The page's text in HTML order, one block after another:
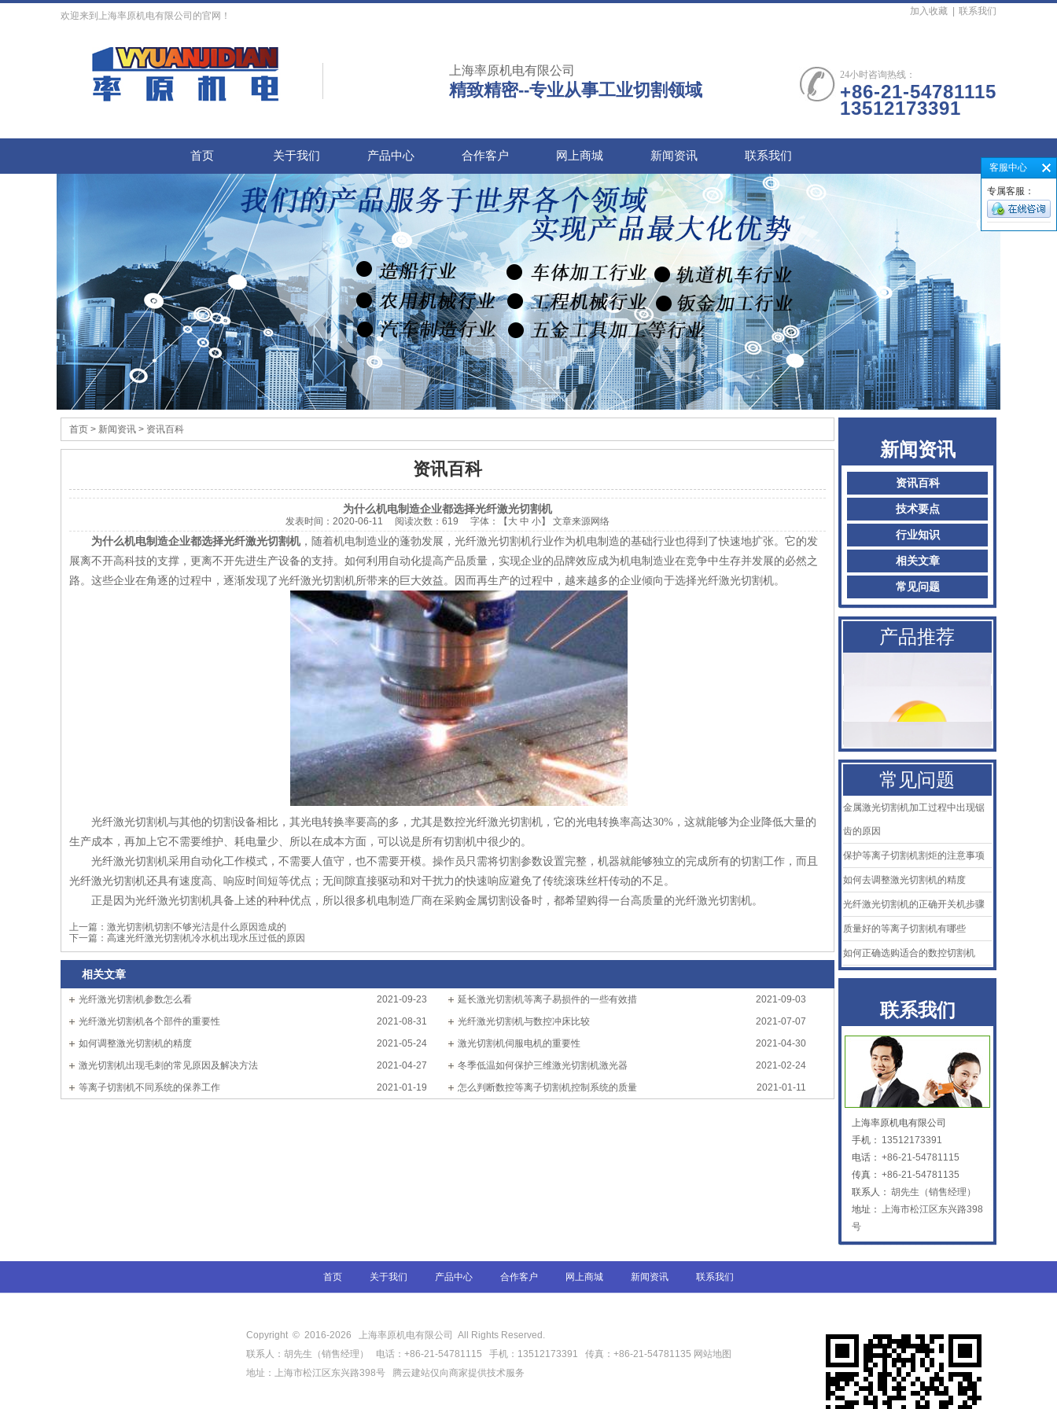
加入收藏 联系我们
欢迎来到上海率原机电有限公司的官网！
上海率原机电有限公司
精致精密--专业从事工业切割领域
24小时咨询热线：
+86-21-54781115
13512173391
首页 关于我们 产品中心 合作客户 网上商城 新闻资讯 联系我们
首页 > 新闻资讯 > 资讯百科
资讯百科
为什么机电制造企业都选择光纤激光切割机
发表时间： 2020-06-11 阅读次数： 619 字体：【 大 中 小】 文章来源网络
为什么机电制造企业都选择光纤激光切割机，随着机电制造业的蓬勃发展，光纤激光切割机行业作为机电制造的基础行业也得到了快速地扩张。它的发
展离不开高科技的支撑，更离不开先进生产设备的支持。如何利用自动化提高产品质量，实现企业的品牌效应成为机电制造业在竞争中生存并发展的必然之
路。这些企业在角逐的过程中，逐渐发现了光纤激光切割机所带来的巨大效益。因而再生产的过程中，越来越多的企业倾向于选择光纤激光切割机。
光纤激光切割机与其他的切割设备相比，其光电转换率要高的多，尤其是数控光纤激光切割机，它的光电转换率高达30%，这就能够为企业降低大量的
生产成本，再加上它不需要维护、耗电量少、所以在成本方面，可以说是所有切割机中很少的。
光纤激光切割机采用自动化工作模式，不需要人值守，也不需要开模。操作员只需将切割参数设置完整，机器就能够独立的完成所有的切割工作，而且
光纤激光切割机还具有速度高、响应时间短等优点；无间隙直接驱动和对干扰力的快速响应避免了传统滚珠丝杆传动的不足。
正是因为光纤激光切割机具备上述的种种优点，所以很多机电制造厂商在采购金属切割设备时，都希望购得一台高质量的光纤激光切割机。
上一篇： 激光切割机切割不够光洁是什么原因造成的
下一篇： 高速光纤激光切割机冷水机出现水压过低的原因
相关文章
2021-09-23
光纤激光切割机参数怎么看 2021-09-03
延长激光切割机等离子易损件的一些有效措
2021-08-31
光纤激光切割机各个部件的重要性 2021-07-07
光纤激光切割机与数控冲床比较
2021-05-24
如何调整激光切割机的精度 2021-04-30
激光切割机伺服电机的重要性
2021-04-27
激光切割机出现毛刺的常见原因及解决方法 2021-02-24
冬季低温如何保护三维激光切割机激光器
2021-01-19
等离子切割机不同系统的保养工作 2021-01-11
怎么判断数控等离子切割机控制系统的质量
新闻资讯
资讯百科
技术要点
行业知识
相关文章
常见问题
产品推荐
AMADA阿玛达喷嘴
二氧化碳聚焦镜
普雷喷嘴
百超Bystronic喷嘴
KTB2陶瓷体
AMADA阿玛达喷嘴
二氧化碳聚焦镜
百超Bystronic喷嘴
KTB2陶瓷体
AMADA阿玛达喷嘴
普雷喷嘴
百超Bystronic喷嘴
KTB2陶瓷体
常见问题
金属激光切割机加工过程中出现锯
齿的原因
保护等离子切割机割炬的注意事项
如何去调整激光切割机的精度
光纤激光切割机的正确开关机步骤
质量好的等离子切割机有哪些
如何正确选购适合的数控切割机
联系我们
上海率原机电有限公司
手机： 13512173391
电话： +86-21-54781115
传真： +86-21-54781135
联系人： 胡先生（销售经理）
地址： 上海市松江区东兴路398
号
首页 关于我们 产品中心 合作客户 网上商城 新闻资讯 联系我们
Copyright © 2016-2026
上海率原机电有限公司 All Rights Reserved.
联系人：胡先生（销售经理） 电话：+86-21-54781115 手机：13512173391 传真：+86-21-54781135 网站地图
地址：上海市松江区东兴路398号
腾云建站仅向商家提供技术服务
客服中心
专属客服：